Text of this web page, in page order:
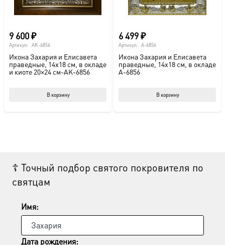
9 600₽
Артикул: AK-6856
Икона Захария и Елисавета
праведные, 14х18 см, в окладе
и киоте 20×24 см-AK-6856
В корзину
6 499₽
Артикул: A-6856
Икона Захария и Елисавета
праведные, 14х18 см, в окладе
A-6856
В корзину
☦ Точный подбор святого покровителя по
святцам
Имя:
Дата рождения: